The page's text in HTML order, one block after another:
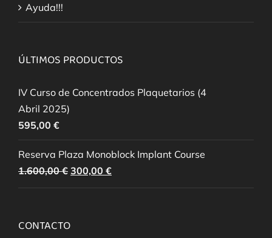
Ayuda!!!
ÚLTIMOS PRODUCTOS
IV Curso de Concentrados Plaquetarios (4
Abril 2025)
595,00 €
Reserva Plaza Monoblock Implant Course
1.600,00€ El
precio
300,00 €
precio
CONTACTO